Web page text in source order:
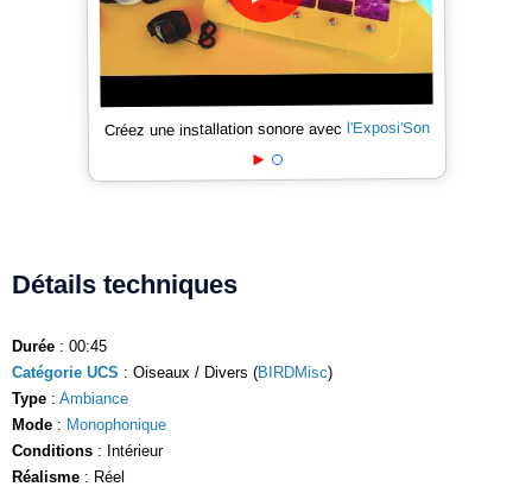
Créez une installation sonore avec l'Exposi'Son
Détails techniques
Durée : 00:45
Catégorie UCS : Oiseaux / Divers (BIRDMisc)
Type : Ambiance
Mode : Monophonique
Conditions : Intérieur
Réalisme : Réel